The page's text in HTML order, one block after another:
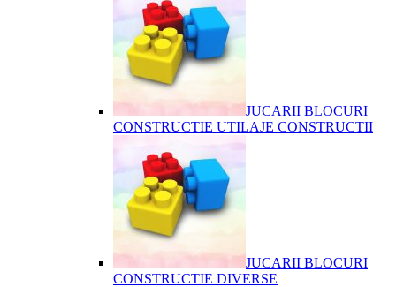
JUCARII BLOCURI
CONSTRUCTIE UTILAJE CONSTRUCTII
JUCARII BLOCURI
CONSTRUCTIE DIVERSE